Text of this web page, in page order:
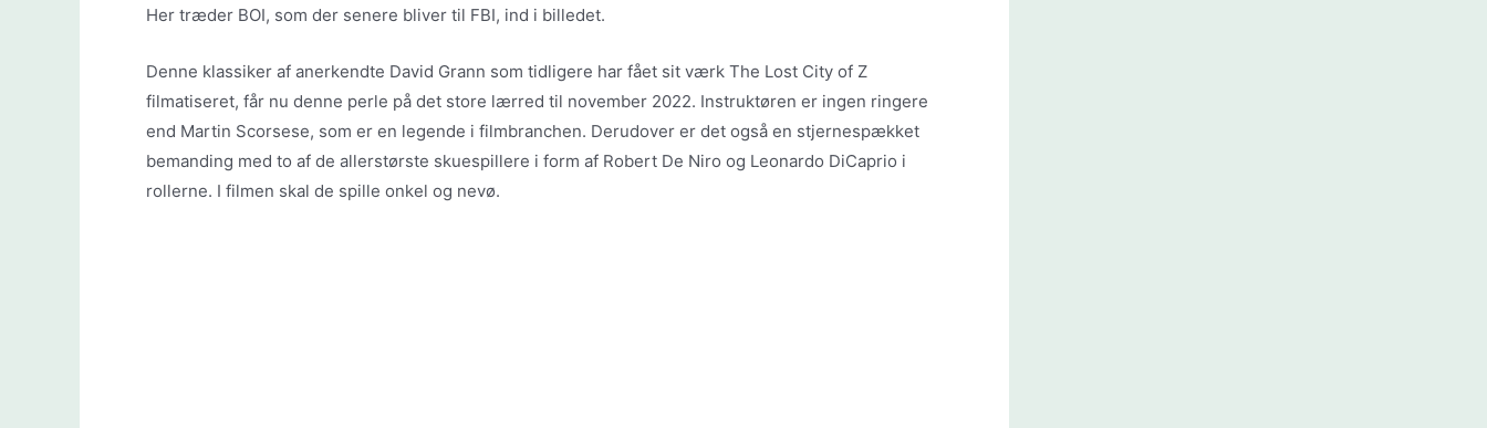
Her træder BOI, som der senere bliver til FBI, ind i billedet.
Denne klassiker af anerkendte David Grann som tidligere har fået sit værk The Lost City of Z
filmatiseret, får nu denne perle på det store lærred til november 2022. Instruktøren er ingen ringere
end Martin Scorsese, som er en legende i filmbranchen. Derudover er det også en stjernespækket
bemanding med to af de allerstørste skuespillere i form af Robert De Niro og Leonardo DiCaprio i
rollerne. I filmen skal de spille onkel og nevø.